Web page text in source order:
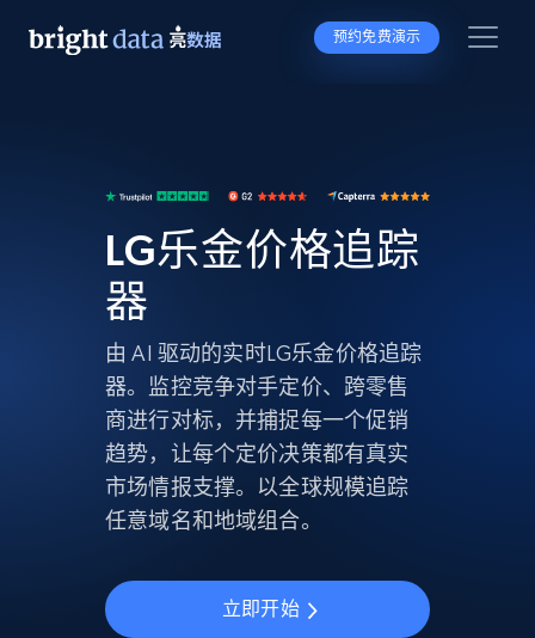
预约免费演示
LG乐金价格追踪
器
由 AI 驱动的实时LG乐金价格追踪
器。监控竞争对手定价、跨零售
商进行对标，并捕捉每一个促销
趋势，让每个定价决策都有真实
市场情报支撑。以全球规模追踪
任意域名和地域组合。
立即开始